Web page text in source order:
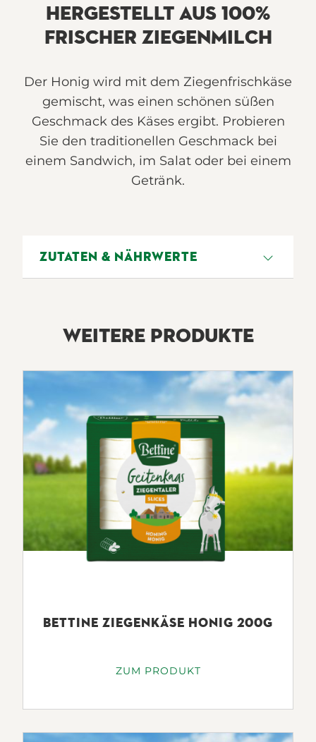
HERGESTELLT AUS 100%
FRISCHER ZIEGENMILCH
Der Honig wird mit dem Ziegenfrischkäse
gemischt, was einen schönen süßen
Geschmack des Käses ergibt. Probieren
Sie den traditionellen Geschmack bei
einem Sandwich, im Salat oder bei einem
Getränk.
ZUTATEN & NÄHRWERTE
Säurewecker, Mikrobielles Lab.
ENERGIE /
BRENNWERT
1150 KJ (275 KCAL)
22.0G
davon gesättigte
17.0g
KOHLENHYDRATE 3.1G
WEITERE PRODUKTE
BETTINE ZIEGENKÄSE HONIG 200G
ZUM PRODUKT